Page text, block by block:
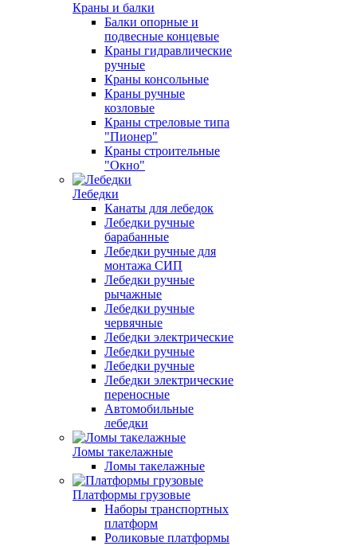
Краны и балки
Балки опорные и
подвесные концевые
Краны гидравлические
ручные
Краны консольные
Краны ручные
козловые
Краны стреловые типа
"Пионер"
Краны строительные
"Окно"
Лебедки
Канаты для лебедок
Лебедки ручные
барабанные
Лебедки ручные для
монтажа СИП
Лебедки ручные
рычажные
Лебедки ручные
червячные
Лебедки электрические
Лебедки ручные
Лебедки ручные
Лебедки электрические
переносные
Автомобильные
лебедки
Ломы такелажные
Ломы такелажные
Платформы грузовые
Наборы транспортных
платформ
Роликовые платформы